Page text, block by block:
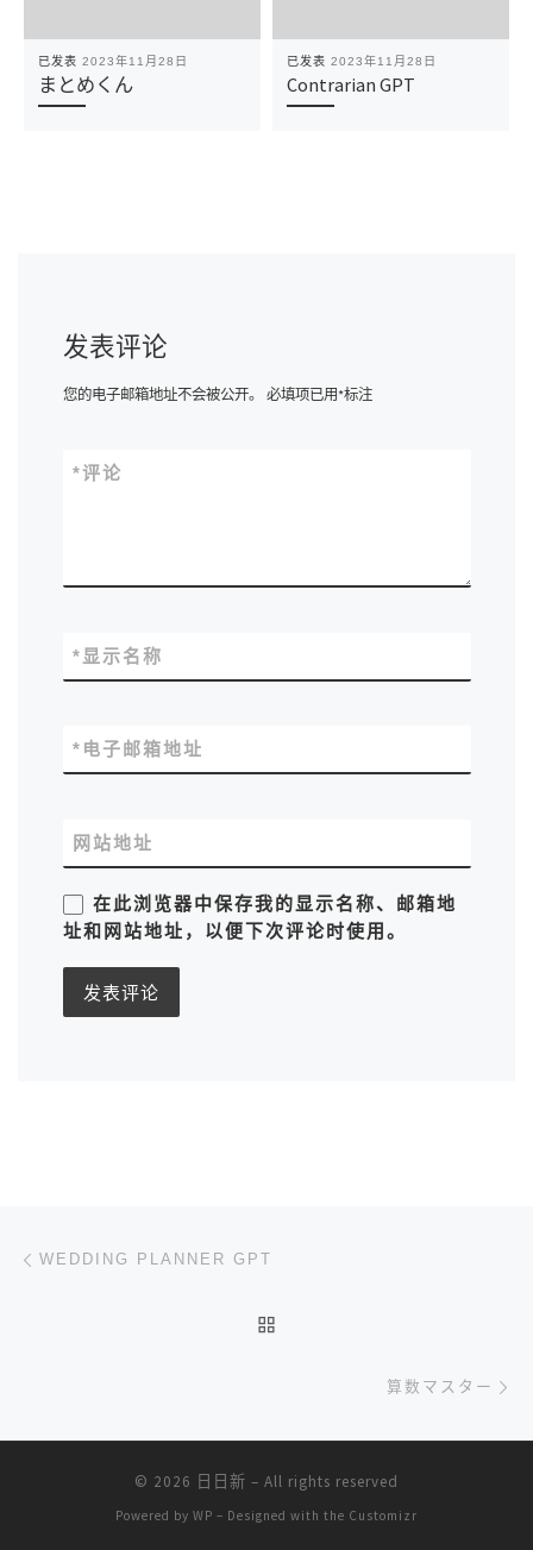
已发表 2023年11月28日
まとめくん
已发表 2023年11月28日
Contrarian GPT
发表评论
您的电子邮箱地址不会被公开。 必填项已用*标注
评论
*
显示名称
*
电子邮箱地址
*
网站地址
在此浏览器中保存我的显示名称、邮箱地
址和网站地址，以便下次评论时使用。
文章导航
WEDDING PLANNER GPT
算数マスター
© 2026 日日新 – All rights reserved
Powered by WP – Designed with the Customizr